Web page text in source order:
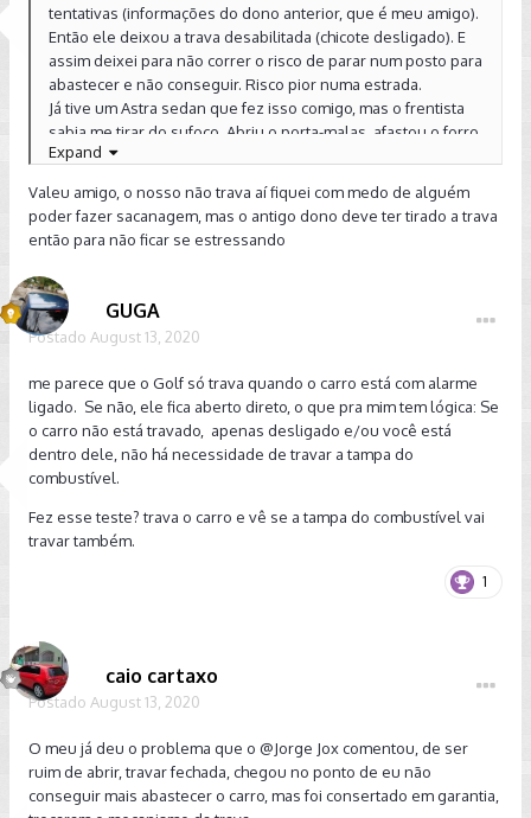
tentativas (informações do dono anterior, que é meu amigo).
Então ele deixou a trava desabilitada (chicote desligado). E
assim deixei para não correr o risco de parar num posto para
abastecer e não conseguir. Risco pior numa estrada.
Já tive um Astra sedan que fez isso comigo, mas o frentista
sabia me tirar do sufoco. Abriu o porta-malas, afastou o forro
de carpete e a abriu manualmente. O Golf não dá para fazer
No início do ano custava umas 300 pratas uma trava nova.
Mas com o tempo desapeguei, deixei pra lá. Meu carro não é
utilizado para trabalho e há dezenas de anos não ouço falar
em furto de gasolina.
Enviado de meu SM-A520F usando o Tapatalk
Expand
Valeu amigo, o nosso não trava aí fiquei com medo de alguém
poder fazer sacanagem, mas o antigo dono deve ter tirado a trava
então para não ficar se estressando
GUGA
Postado August 13, 2020
me parece que o Golf só trava quando o carro está com alarme
ligado. Se não, ele fica aberto direto, o que pra mim tem lógica: Se
o carro não está travado, apenas desligado e/ou você está
dentro dele, não há necessidade de travar a tampa do
combustível.
Fez esse teste? trava o carro e vê se a tampa do combustível vai
travar também.
1
caio cartaxo
Postado August 13, 2020
O meu já deu o problema que o @Jorge Jox comentou, de ser
ruim de abrir, travar fechada, chegou no ponto de eu não
conseguir mais abastecer o carro, mas foi consertado em garantia,